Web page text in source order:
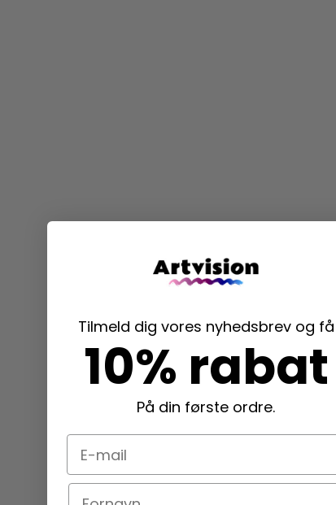
Tilmeld dig vores nyhedsbrev og få
10% rabat
På din første ordre.
E-mail
Navn